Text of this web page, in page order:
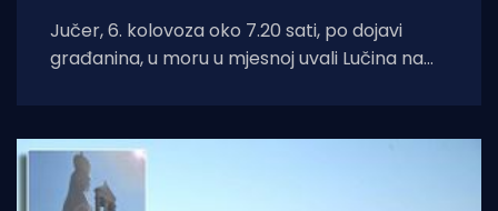
Jučer, 6. kolovoza oko 7.20 sati, po dojavi
građanina, u moru u mjesnoj uvali Lučina na